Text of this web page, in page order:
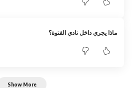
ماذا يجري داخل نادي الفتوة؟
Show More